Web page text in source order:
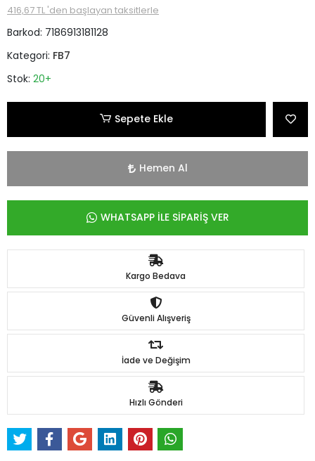
416,67 TL 'den başlayan taksitlerle
Barkod: 7186913181128
Kategori: FB7
Stok: 20+
Sepete Ekle
Hemen Al
WHATSAPP İLE SİPARİŞ VER
Kargo Bedava
Güvenli Alışveriş
İade ve Değişim
Hızlı Gönderi